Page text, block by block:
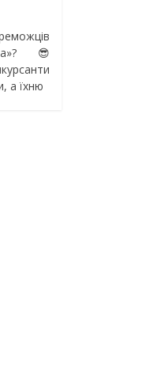
а їхню